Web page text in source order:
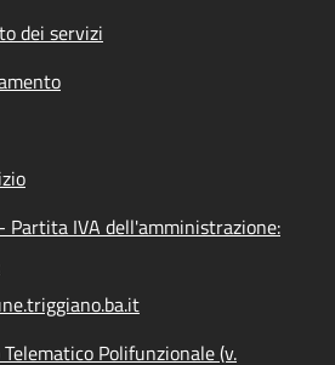
dei servizi
Partita IVA dell'amministrazione:
Polifunzionale (v.